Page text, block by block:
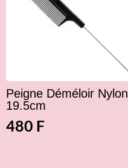
Peigne Déméloir Nylon
19.5cm
480 F